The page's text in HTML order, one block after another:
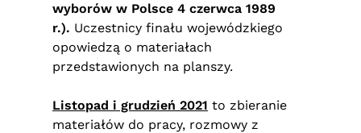
wyborów w Polsce 4 czerwca 1989
r.). Uczestnicy finału wojewódzkiego
opowiedzą o materiałach
przedstawionych na planszy.
Listopad i grudzień 2021 to zbieranie
materiałów do pracy, rozmowy z